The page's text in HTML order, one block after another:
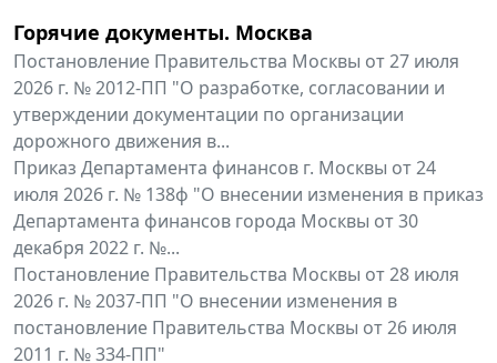
Горячие документы. Москва
Постановление Правительства Москвы от 27 июля
2026 г. № 2012-ПП "О разработке, согласовании и
утверждении документации по организации
дорожного движения в...
Приказ Департамента финансов г. Москвы от 24
июля 2026 г. № 138ф "О внесении изменения в приказ
Департамента финансов города Москвы от 30
декабря 2022 г. №...
Постановление Правительства Москвы от 28 июля
2026 г. № 2037-ПП "О внесении изменения в
постановление Правительства Москвы от 26 июля
2011 г. № 334-ПП"